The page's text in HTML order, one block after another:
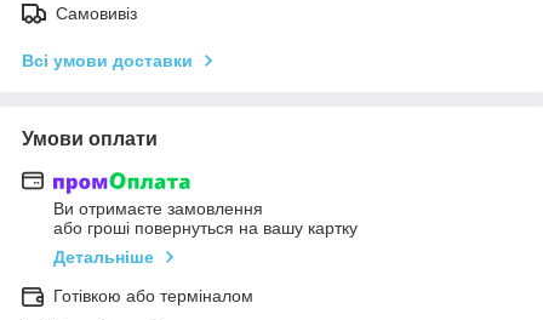
Самовивіз
Всі умови доставки
Умови оплати
Ви отримаєте замовлення
або гроші повернуться на вашу картку
Детальніше
Готівкою або терміналом